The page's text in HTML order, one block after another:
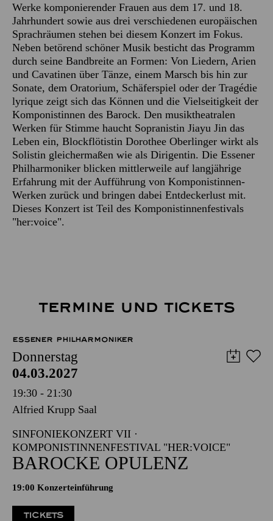
Werke komponierender Frauen aus dem 17. und 18.
Jahrhundert sowie aus drei verschiedenen europäischen
Sprachräumen stehen bei diesem Konzert im Fokus.
Neben betörend schöner Musik besticht das Programm
durch seine Bandbreite an Formen: Von Liedern, Arien
und Cavatinen über Tänze, einem Marsch bis hin zur
Sonate, dem Oratorium, Schäferspiel oder der Tragédie
lyrique zeigt sich das Können und die Vielseitigkeit der
Komponistinnen des Barock. Den musiktheatralen
Werken für Stimme haucht Sopranistin Jiayu Jin das
Leben ein, Blockflötistin Dorothee Oberlinger wirkt als
Solistin gleichermaßen wie als Dirigentin. Die Essener
Philharmoniker blicken mittlerweile auf langjährige
Erfahrung mit der Aufführung von Komponistinnen-
Werken zurück und bringen dabei Entdeckerlust mit.
Dieses Konzert ist Teil des Komponistinnenfestivals
"her:voice".
TERMINE UND TICKETS
ESSENER PHILHARMONIKER
Donnerstag
04.03.2027
19:30 - 21:30
Alfried Krupp Saal
SINFONIEKONZERT VII ·
KOMPONISTINNENFESTIVAL "HER:VOICE"
BAROCKE OPULENZ
19:00 Konzerteinführung
TICKETS